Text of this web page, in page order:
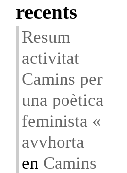
recents
Resum
activitat
Camins per
una poètica
feminista «
avvhorta
en Camins